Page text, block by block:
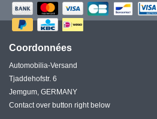
Coordonnées
Automobilia-Versand
Tjaddehofstr. 6
Jemgum, GERMANY
Contact over button right below